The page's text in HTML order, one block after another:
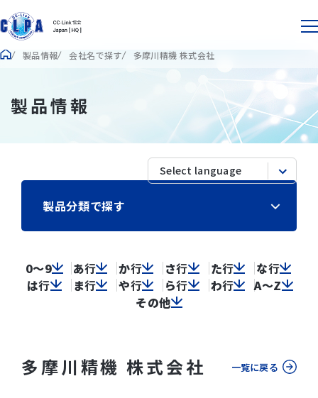
製品情報 会社名で探す 多摩川精機 株式会社
製品情報
製品分類で探す
0～9 あ行 か行 さ行 た行 な行
は行 ま行 や行 ら行 わ行
A～Z
その他
多摩川精機 株式会社 一覧に戻る